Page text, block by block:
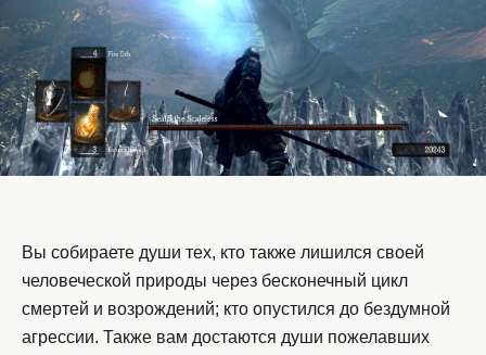
Вы собираете души тех, кто также лишился своей
человеческой природы через бесконечный цикл
смертей и возрождений; кто опустился до бездумной
агрессии. Также вам достаются души пожелавших